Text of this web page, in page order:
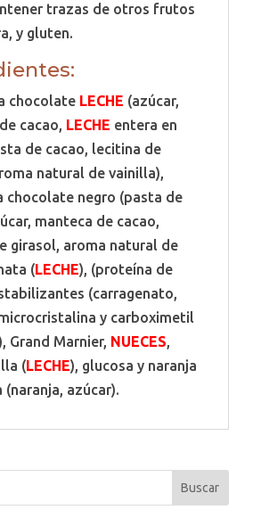
trazas de otros frutos
y gluten.
chocolate LECHE (azúcar,
cacao, LECHE entera en
de cacao, lecitina de
natural de vainilla),
chocolate negro (pasta de
manteca de cacao,
girasol, aroma natural de
(LECHE), (proteína de
(carragenato,
y carboximetil
Grand Marnier, NUECES,
(LECHE), glucosa y naranja
azúcar).